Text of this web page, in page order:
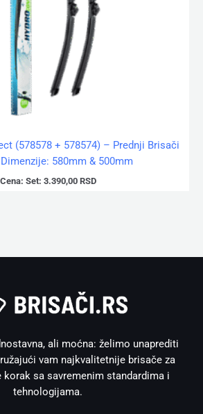
(578578 + 578574) – Prednji Brisači
580mm & 500mm
Cena: Set: 3.390,00 RSD
ali moćna: želimo unaprediti
vam najkvalitetnije brisače za
sa savremenim standardima i
tehnologijama.